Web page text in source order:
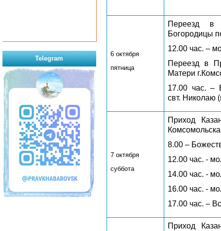
6 октября
пятница
Переезд в
Богородицы
12.00 час. –
Переезд в
Матери
17.00 час. –
свт. Николаю
7 октября
суббота
Приход
8.00 –
12.00 час. -
14.00 час. -
16.00 час. -
17.00 час. –
Приход
Telegram